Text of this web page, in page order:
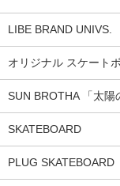
LIBE BRAND UNIVS.
オリジナル スケート
SUN BROTHA 「太
SKATEBOARD
PLUG SKATEBOARD